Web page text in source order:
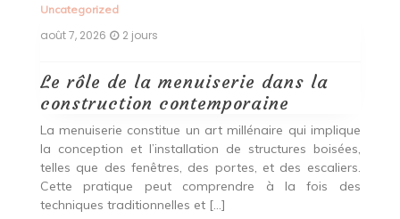
Uncategorized
août 7, 2026 2 jours
Le rôle de la menuiserie dans la
construction contemporaine
La menuiserie constitue un art millénaire qui implique
la conception et l’installation de structures boisées,
telles que des fenêtres, des portes, et des escaliers.
Cette pratique peut comprendre à la fois des
techniques traditionnelles et […]